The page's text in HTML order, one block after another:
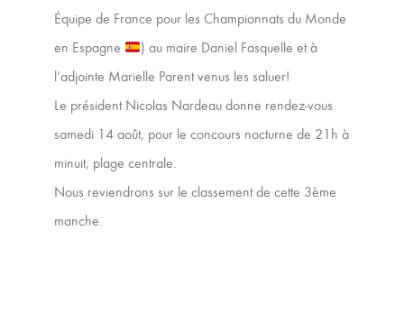
Équipe de France pour les Championnats du Monde
en Espagne
) au maire Daniel Fasquelle et à
l’adjointe Marielle Parent venus les saluer!
Le président Nicolas Nardeau donne rendez-vous
samedi 14 août, pour le concours nocturne de 21h à
minuit, plage centrale.
Nous reviendrons sur le classement de cette 3ème
manche.